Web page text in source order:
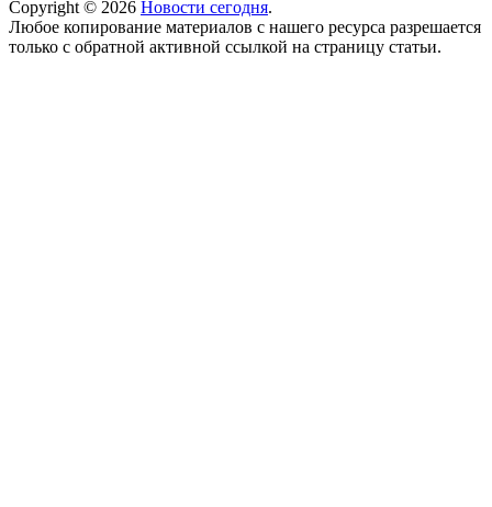
Copyright © 2026 Новости сегодня.
Любое копирование материалов с нашего ресурса разрешается
только с обратной активной ссылкой на страницу статьи.